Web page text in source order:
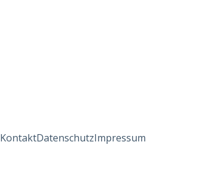
KontaktDatenschutzImpressum